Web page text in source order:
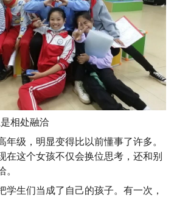
相处融洽
年级，明显变得比以前懂事了许多。
在这个女孩不仅会换位思考，还和别
。
学生们当成了自己的孩子。有一次，